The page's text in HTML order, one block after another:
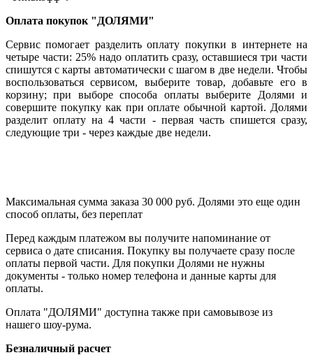
Оплата покупок "ДОЛЯМИ"
Сервис помогает разделить оплату покупки в интернете на
четыре части: 25% надо оплатить сразу, оставшиеся три части
спишутся с карты автоматически с шагом в две недели. Чтобы
воспользоваться сервисом, выберите товар, добавьте его в
корзину; при выборе способа оплаты выберите Долями и
совершите покупку как при оплате обычной картой. Долями
разделит оплату на 4 части - первая часть спишется сразу,
следующие три - через каждые две недели.
Максимальная сумма заказа 30 000 руб. Долями это еще один
способ оплаты, без переплат
Перед каждым платежом вы получите напоминание от
сервиса о дате списания. Покупку вы получаете сразу после
оплаты первой части. Для покупки Долями не нужны
документы - только номер телефона и данные карты для
оплаты.
Оплата "ДОЛЯМИ" доступна также при самовывозе из
нашего шоу-рума.
Безналичный расчет